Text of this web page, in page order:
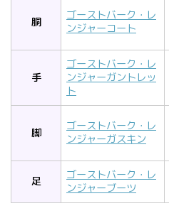
胴
ゴーストバーク・レ
ンジャーコート
手
ゴーストバーク・レ
ンジャーガントレッ
ト
脚
ゴーストバーク・レ
ンジャーガスキン
足
ゴーストバーク・レ
ンジャーブーツ